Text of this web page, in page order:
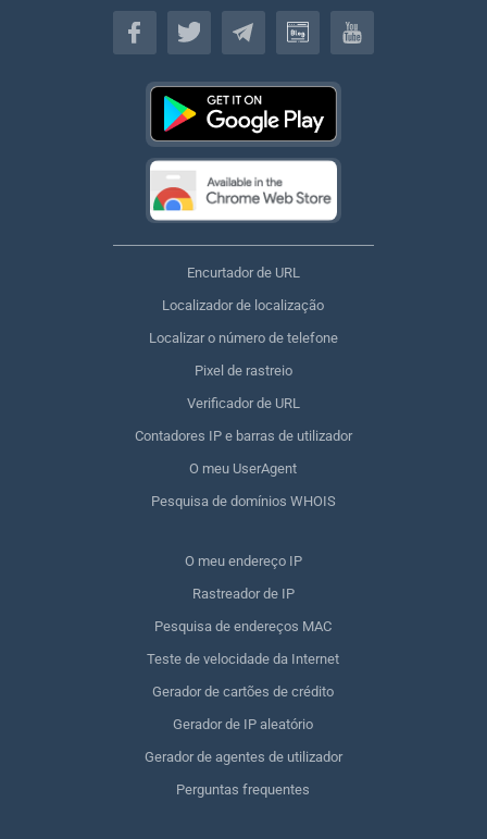
Português
Encurtador de URL
Localizador de localização
Localizar o número de telefone
Pixel de rastreio
Verificador de URL
Contadores IP e barras de utilizador
O meu UserAgent
Pesquisa de domínios WHOIS
O meu endereço IP
Rastreador de IP
Pesquisa de endereços MAC
Teste de velocidade da Internet
Gerador de cartões de crédito
Gerador de IP aleatório
Gerador de agentes de utilizador
Perguntas frequentes